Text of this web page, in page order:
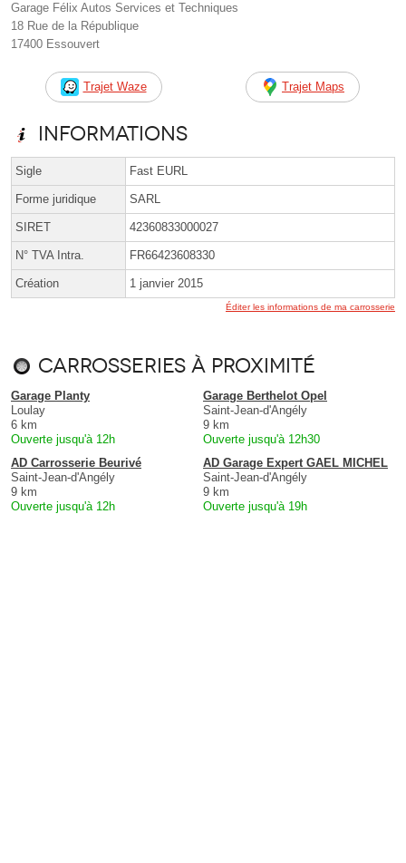
Garage Félix Autos Services et Techniques
18 Rue de la République
17400 Essouvert
Trajet Waze Trajet Maps
Informations
Sigle Fast EURL
Forme juridique SARL
SIRET 42360833000027
N° TVA Intra. FR66423608330
Création 1 janvier 2015
Éditer les informations de ma carrosserie
Carrosseries à proximité
Garage Planty
Loulay
6 km
Ouverte jusqu'à 12h
Garage Berthelot Opel
Saint-Jean-d'Angély
9 km
Ouverte jusqu'à 12h30
AD Carrosserie Beurivé
Saint-Jean-d'Angély
9 km
Ouverte jusqu'à 12h
AD Garage Expert GAEL MICHEL
Saint-Jean-d'Angély
9 km
Ouverte jusqu'à 19h